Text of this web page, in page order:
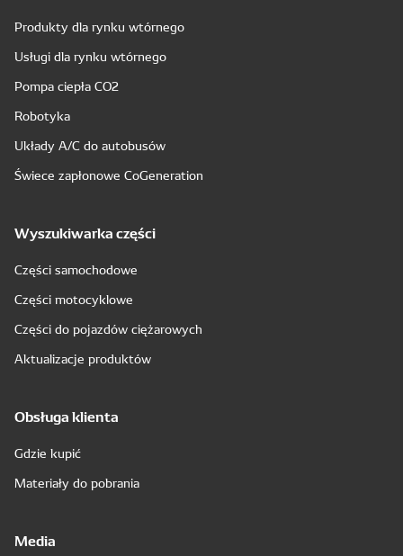
Produkty dla rynku wtórnego
Usługi dla rynku wtórnego
Pompa ciepła CO2
Robotyka
Układy A/C do autobusów
Świece zapłonowe CoGeneration
Wyszukiwarka części
Części samochodowe
Części motocyklowe
Części do pojazdów ciężarowych
Aktualizacje produktów
Obsługa klienta
Gdzie kupić
Materiały do pobrania
Media